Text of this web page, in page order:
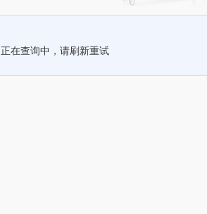
正在查询中，请刷新重试